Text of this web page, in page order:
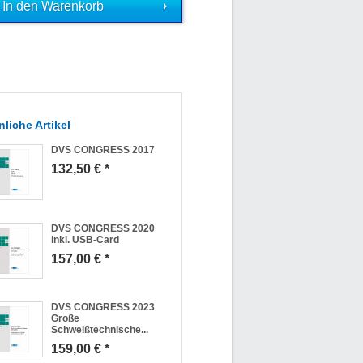
Artikel
DVS CONGRESS 2017
132,50 € *
DVS CONGRESS 2020
inkl. USB-Card
157,00 € *
DVS CONGRESS 2023
Große
Schweißtechnische...
159,00 € *